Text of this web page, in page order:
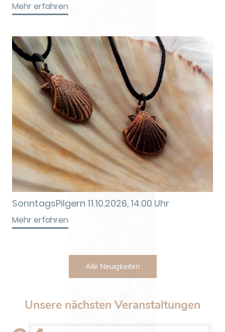
Mehr erfahren
SonntagsPilgern 11.10.2026, 14.00 Uhr
Mehr erfahren
Alle Neuigkeiten
Unsere nächsten Veranstaltungen